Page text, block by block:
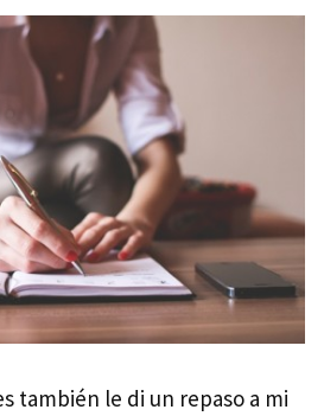
también le di un repaso a mi